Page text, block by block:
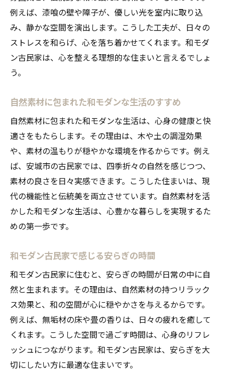
例えば、漆喰の壁や障子が、優しい光を室内に取り込
み、静かな空間を演出します。こうした工夫が、日々の
ストレスを和らげ、心を落ち着かせてくれます。和モダ
ン古民家は、心を整える理想的な住まいと言えるでしょ
う。
自然素材に包まれた和モダンな生活のすすめ
自然素材に包まれた和モダンな生活は、心身の健康と快
適さをもたらします。その理由は、木や土の調湿効果
や、素材の温もりが穏やかな環境を作るからです。例え
ば、安城市の古民家では、四季折々の自然を感じつつ、
素材の良さを日々実感できます。こうした住まいは、現
代の機能性と伝統美を両立させています。自然素材を活
かした和モダンな生活は、心豊かな暮らしを実現するた
めの第一歩です。
和モダン古民家で感じる安らぎの時間
和モダン古民家に住むと、安らぎの時間が日常の中に自
然と生まれます。その理由は、自然素材の持つリラック
ス効果と、和の空間が心に穏やかさを与えるからです。
例えば、無垢材の床や畳の香りは、日々の疲れを癒して
くれます。こうした空間で過ごす時間は、心身のリフレ
ッシュにつながります。和モダン古民家は、安らぎを大
切にしたい方に最適な住まいです。